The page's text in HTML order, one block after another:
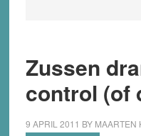
Zussen
control (of
9 APRIL 2011 BY MAARTEN